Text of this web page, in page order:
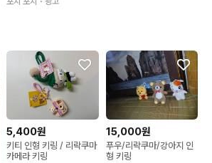
포차코 시나모롤
5,400원
키티 인형 키링 / 리락쿠마
카메라 키링
15,000원
푸우/리락쿠마/강아지 인
형 키링